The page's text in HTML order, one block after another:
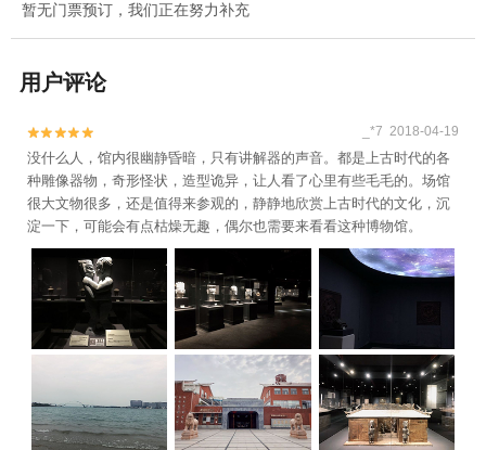
暂无门票预订，我们正在努力补充
用户评论

 _*7 2018-04-19
没什么人，馆内很幽静昏暗，只有讲解器的声音。都是上古时代的各
种雕像器物，奇形怪状，造型诡异，让人看了心里有些毛毛的。场馆
很大文物很多，还是值得来参观的，静静地欣赏上古时代的文化，沉
淀一下，可能会有点枯燥无趣，偶尔也需要来看看这种博物馆。